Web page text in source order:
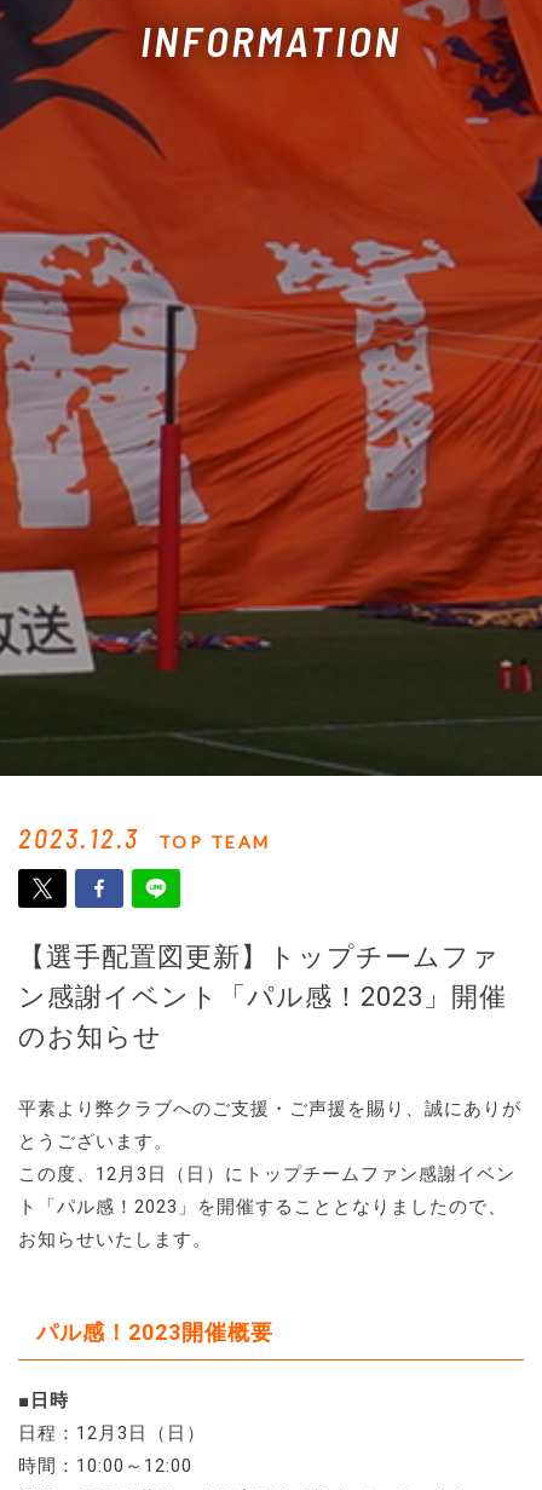
INFORMATION
2023.12.3 TOP TEAM
【選手配置図更新】トップチームファ
ン感謝イベント「パル感！2023」開催
のお知らせ
平素より弊クラブへのご支援・ご声援を賜り、誠にありが
とうございます。
この度、12月3日（日）にトップチームファン感謝イベン
ト「パル感！2023」を開催することとなりましたので、
お知らせいたします。
パル感！2023開催概要
■日時
日程：12月3日（日）
時間：10:00～12:00